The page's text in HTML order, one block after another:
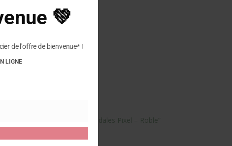
avis sur “PLAKTON – Sandales Pixel – Roble”
💚
de l'offre de bienvenue* !
LIGNE